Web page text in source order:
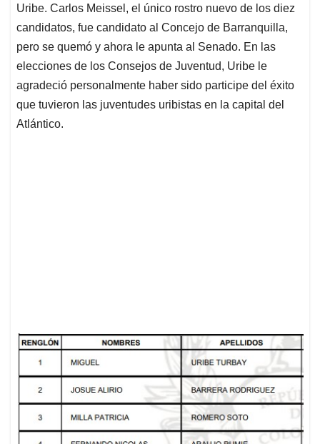
Uribe. Carlos Meissel, el único rostro nuevo de los diez
candidatos, fue candidato al Concejo de Barranquilla,
pero se quemó y ahora le apunta al Senado. En las
elecciones de los Consejos de Juventud, Uribe le
agradeció personalmente haber sido participe del éxito
que tuvieron las juventudes uribistas en la capital del
Atlántico.